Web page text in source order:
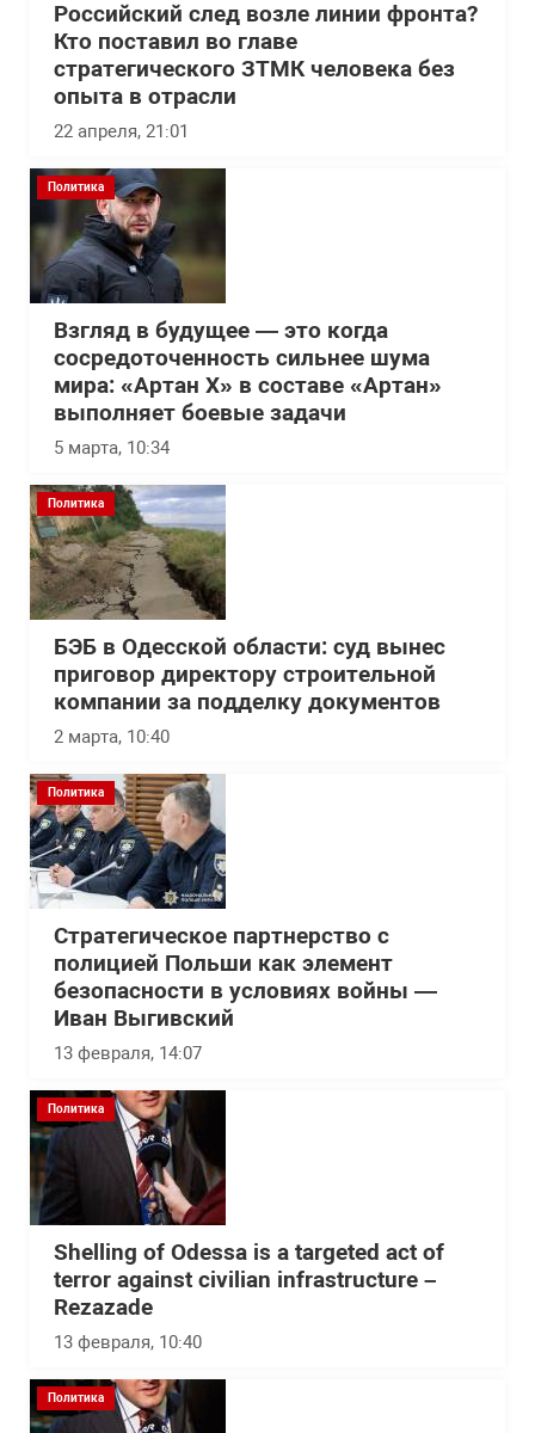
Российский след возле линии фронта?
Кто поставил во главе
стратегического ЗТМК человека без
опыта в отрасли
22 апреля, 21:01
Политика
Взгляд в будущее — это когда
сосредоточенность сильнее шума
мира: «Артан Х» в составе «Артан»
выполняет боевые задачи
5 марта, 10:34
Политика
БЭБ в Одесской области: суд вынес
приговор директору строительной
компании за подделку документов
2 марта, 10:40
Политика
Стратегическое партнерство с
полицией Польши как элемент
безопасности в условиях войны —
Иван Выгивский
13 февраля, 14:07
Политика
Shelling of Odessa is a targeted act of
terror against civilian infrastructure –
Rezazade
13 февраля, 10:40
Политика